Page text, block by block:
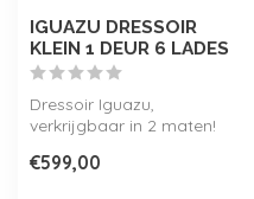
IGUAZU DRESSOIR
KLEIN 1 DEUR 6 LADES
Dressoir Iguazu,
verkrijgbaar in 2 maten!
collectie.
€599,00